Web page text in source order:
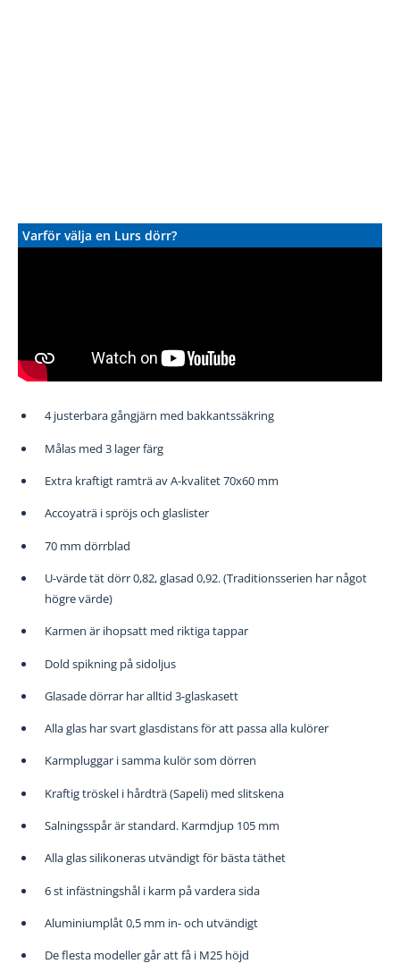
Varför välja en Lurs dörr?
4 justerbara gångjärn med bakkantssäkring
Målas med 3 lager färg
Extra kraftigt ramträ av A-kvalitet 70x60 mm
Accoyaträ i spröjs och glaslister
70 mm dörrblad
U-värde tät dörr 0,82, glasad 0,92. (Traditionsserien har något
högre värde)
Karmen är ihopsatt med riktiga tappar
Dold spikning på sidoljus
Glasade dörrar har alltid 3-glaskasett
Alla glas har svart glasdistans för att passa alla kulörer
Karmpluggar i samma kulör som dörren
Kraftig tröskel i hårdträ (Sapeli) med slitskena
Salningsspår är standard. Karmdjup 105 mm
Alla glas silikoneras utvändigt för bästa täthet
6 st infästningshål i karm på vardera sida
Aluminiumplåt 0,5 mm in- och utvändigt
De flesta modeller går att få i M25 höjd